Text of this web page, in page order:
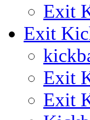
Exit
Exit
Exit
Exit